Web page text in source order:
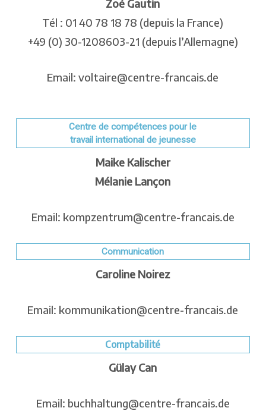
Zoé Gautin
Tél : 01 40 78 18 78 (depuis la France)
+49 (0) 30-1208603-21 (depuis l’Allemagne)
Email: voltaire@centre-francais.de
Centre de compétences pour le
travail international de jeunesse
Maike Kalischer
Mélanie Lançon
Email: kompzentrum@centre-francais.de
Communication
Caroline Noirez
Email: kommunikation@centre-francais.de
Comptabilité
Gülay Can
Email: buchhaltung@centre-francais.de